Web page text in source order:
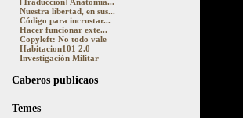
Nuestra libertad, en sus...
Código para incrustar...
Hacer funcionar exte...
Copyleft: No todo vale
Habitacion101 2.0
Investigación Militar
Caberos publicaos
Temes